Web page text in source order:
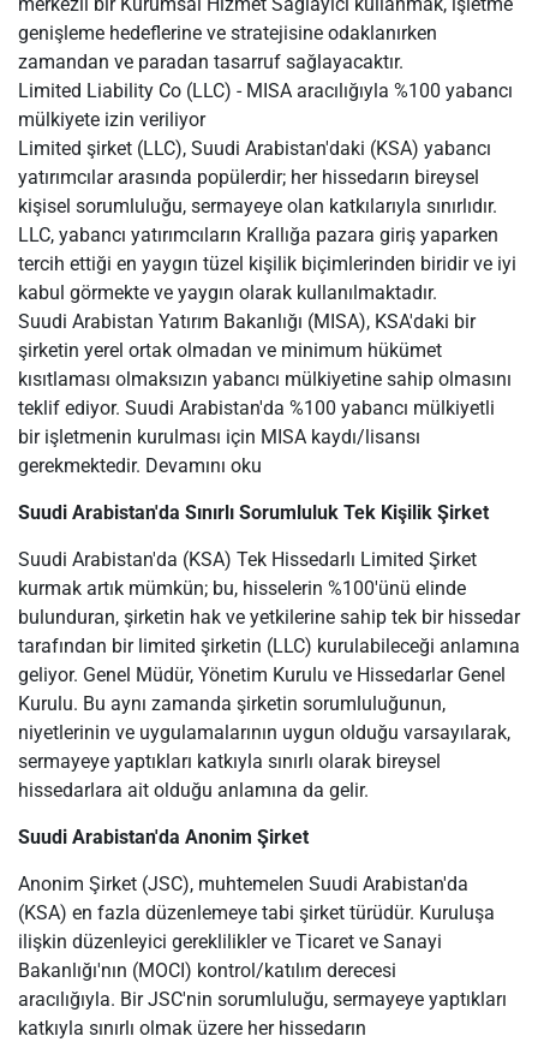
genişleme hedeflerine ve stratejisine odaklanırken
zamandan ve paradan tasarruf sağlayacaktır.
Limited Liability Co (LLC) - MISA aracılığıyla %100 yabancı
mülkiyete izin veriliyor
Limited şirket (LLC), Suudi Arabistan'daki (KSA) yabancı
yatırımcılar arasında popülerdir; her hissedarın bireysel
kişisel sorumluluğu, sermayeye olan katkılarıyla sınırlıdır.
LLC, yabancı yatırımcıların Krallığa pazara giriş yaparken
tercih ettiği en yaygın tüzel kişilik biçimlerinden biridir ve iyi
kabul görmekte ve yaygın olarak kullanılmaktadır.
Suudi Arabistan Yatırım Bakanlığı (MISA), KSA'daki bir
şirketin yerel ortak olmadan ve minimum hükümet
kısıtlaması olmaksızın yabancı mülkiyetine sahip olmasını
teklif ediyor. Suudi Arabistan'da %100 yabancı mülkiyetli
bir işletmenin kurulması için MISA kaydı/lisansı
gerekmektedir. Devamını oku
Suudi Arabistan'da Sınırlı Sorumluluk Tek Kişilik Şirket
Suudi Arabistan'da (KSA) Tek Hissedarlı Limited Şirket
kurmak artık mümkün; bu, hisselerin %100'ünü elinde
bulunduran, şirketin hak ve yetkilerine sahip tek bir hissedar
tarafından bir limited şirketin (LLC) kurulabileceği anlamına
geliyor. Genel Müdür, Yönetim Kurulu ve Hissedarlar Genel
Kurulu. Bu aynı zamanda şirketin sorumluluğunun,
niyetlerinin ve uygulamalarının uygun olduğu varsayılarak,
sermayeye yaptıkları katkıyla sınırlı olarak bireysel
hissedarlara ait olduğu anlamına da gelir.
Suudi Arabistan'da Anonim Şirket
Anonim Şirket (JSC), muhtemelen Suudi Arabistan'da
(KSA) en fazla düzenlemeye tabi şirket türüdür. Kuruluşa
ilişkin düzenleyici gereklilikler ve Ticaret ve Sanayi
Bakanlığı'nın (MOCI) kontrol/katılım derecesi
aracılığıyla. Bir JSC'nin sorumluluğu, sermayeye yaptıkları
katkıyla sınırlı olmak üzere her hissedarın